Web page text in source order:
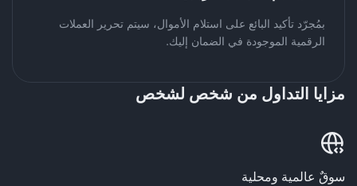
بمُجرّد تأكيد البائع على استلام الأموال، سيتم تحرير العملات
الرقمية الموجودة في الضمان إليك.
مزايا التداول من شخص لشخص
سوقٌ عالمية ومحلية